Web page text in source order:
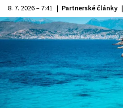
8. 7. 2026 – 7:41 | Partnerské články |